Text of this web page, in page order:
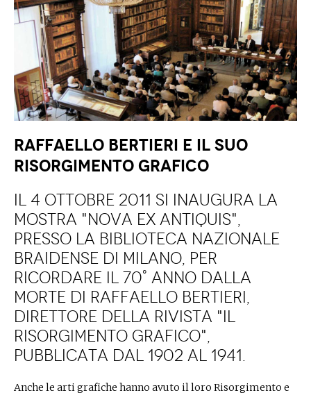
RAFFAELLO BERTIERI E IL SUO
RISORGIMENTO GRAFICO
Il 4 ottobre 2011 si inaugura la
mostra "Nova Ex Antiquis",
presso la Biblioteca Nazionale
Braidense di Milano, per
ricordare il 70° anno dalla
morte di Raffaello Bertieri,
direttore della rivista "Il
Risorgimento Grafico",
pubblicata dal 1902 al 1941.
Anche le arti grafiche hanno avuto il loro Risorgimento e